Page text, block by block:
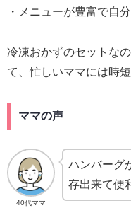
・メニューが豊富で自
冷凍おかずのセットな
て、忙しいママには時短
ママの声
40代ママ
ハンバーグ
存出来て便